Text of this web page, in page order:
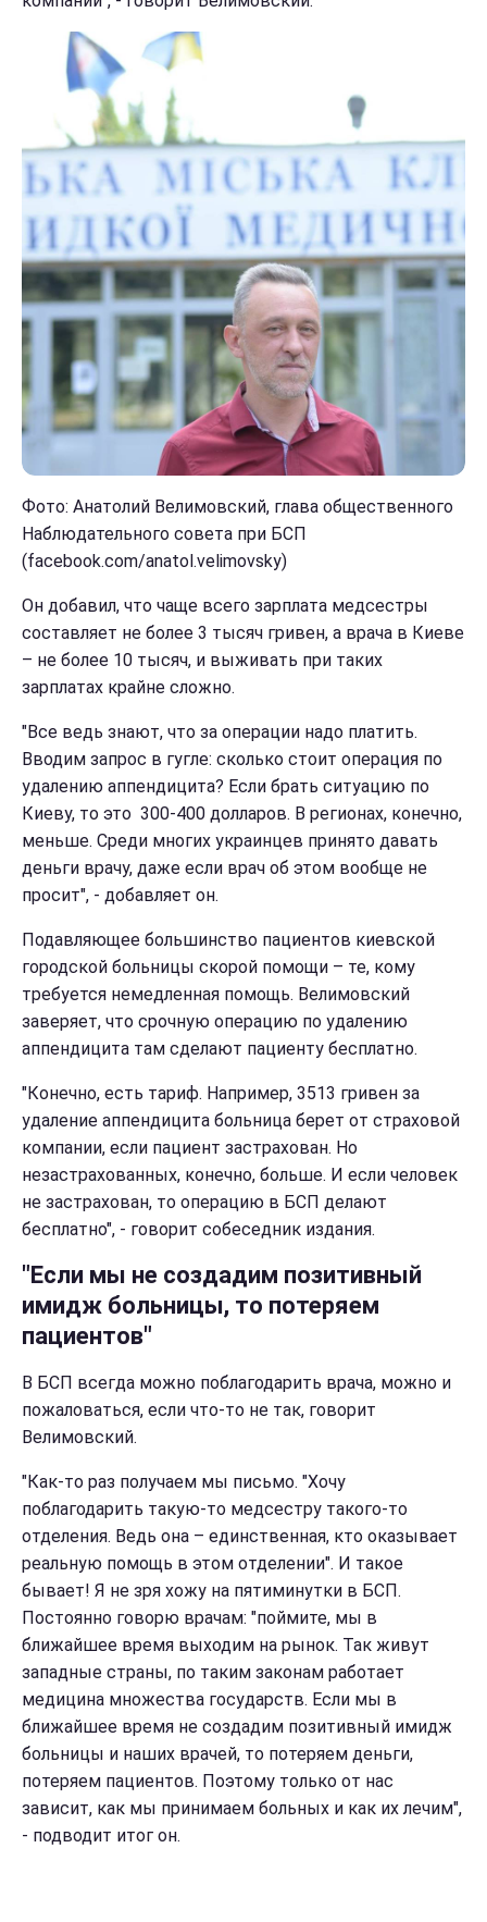
Фото: Анатолий Велимовский, глава общественного
Наблюдательного совета при БСП
(facebook.com/anatol.velimovsky)
Он добавил, что чаще всего зарплата медсестры
составляет не более 3 тысяч гривен, а врача в Киеве
– не более 10 тысяч, и выживать при таких
зарплатах крайне сложно.
"Все ведь знают, что за операции надо платить.
Вводим запрос в гугле: сколько стоит операция по
удалению аппендицита? Если брать ситуацию по
Киеву, то это 300-400 долларов. В регионах, конечно,
меньше. Среди многих украинцев принято давать
деньги врачу, даже если врач об этом вообще не
просит", - добавляет он.
Подавляющее большинство пациентов киевской
городской больницы скорой помощи – те, кому
требуется немедленная помощь. Велимовский
заверяет, что срочную операцию по удалению
аппендицита там сделают пациенту бесплатно.
"Конечно, есть тариф. Например, 3513 гривен за
удаление аппендицита больница берет от страховой
компании, если пациент застрахован. Но
незастрахованных, конечно, больше. И если человек
не застрахован, то операцию в БСП делают
бесплатно", - говорит собеседник издания.
"Если мы не создадим позитивный
имидж больницы, то потеряем
пациентов"
В БСП всегда можно поблагодарить врача, можно и
пожаловаться, если что-то не так, говорит
Велимовский.
"Как-то раз получаем мы письмо. "Хочу
поблагодарить такую-то медсестру такого-то
отделения. Ведь она – единственная, кто оказывает
реальную помощь в этом отделении". И такое
бывает! Я не зря хожу на пятиминутки в БСП.
Постоянно говорю врачам: "поймите, мы в
ближайшее время выходим на рынок. Так живут
западные страны, по таким законам работает
медицина множества государств. Если мы в
ближайшее время не создадим позитивный имидж
больницы и наших врачей, то потеряем деньги,
потеряем пациентов. Поэтому только от нас
зависит, как мы принимаем больных и как их лечим",
- подводит итог он.